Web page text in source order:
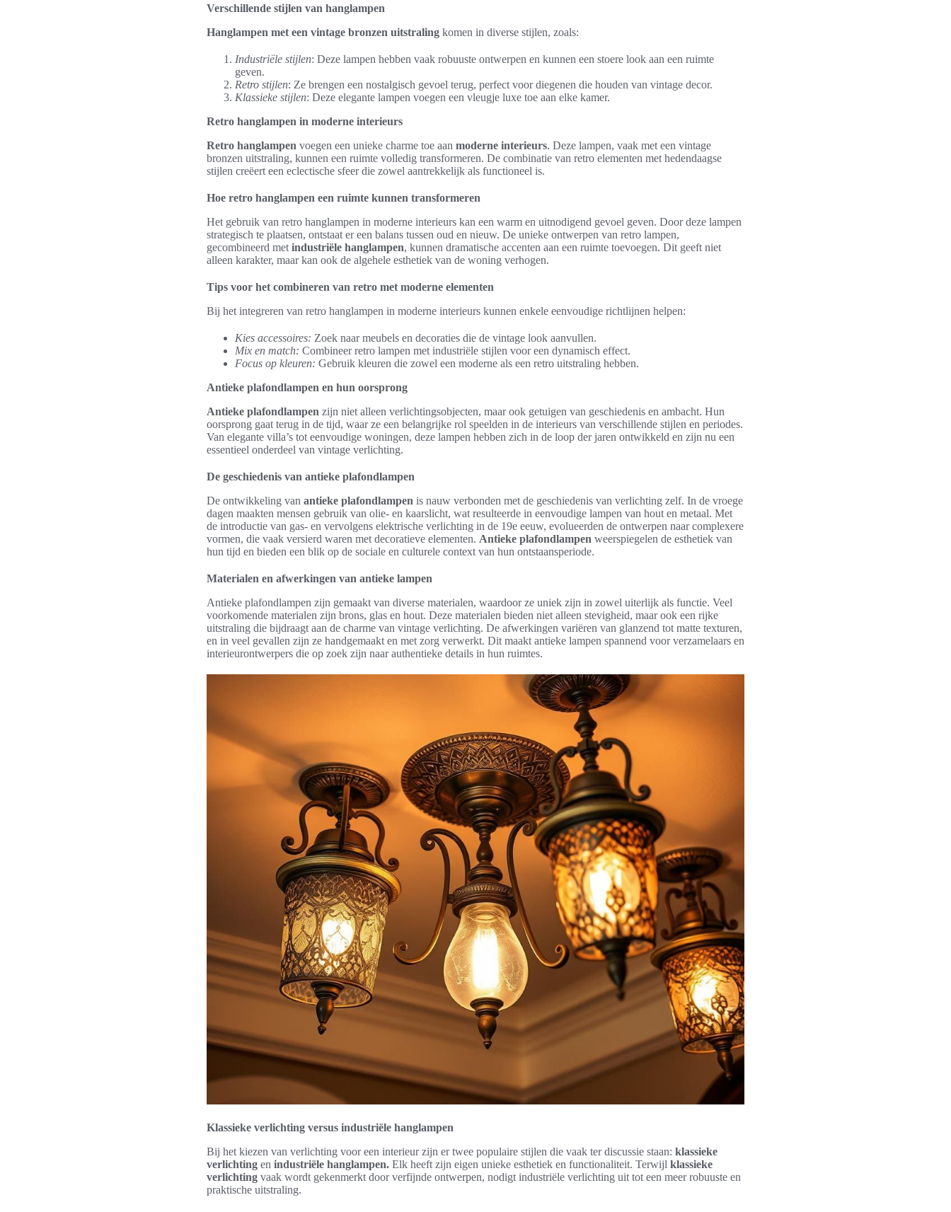
Verschillende stijlen van hanglampen
Hanglampen met een vintage bronzen uitstraling komen in diverse stijlen, zoals:
Industriële stijlen: Deze lampen hebben vaak robuuste ontwerpen en kunnen een stoere look aan een ruimte
geven.
Retro stijlen: Ze brengen een nostalgisch gevoel terug, perfect voor diegenen die houden van vintage decor.
Klassieke stijlen: Deze elegante lampen voegen een vleugje luxe toe aan elke kamer.
Retro hanglampen in moderne interieurs
Retro hanglampen voegen een unieke charme toe aan moderne interieurs. Deze lampen, vaak met een vintage
bronzen uitstraling, kunnen een ruimte volledig transformeren. De combinatie van retro elementen met hedendaagse
stijlen creëert een eclectische sfeer die zowel aantrekkelijk als functioneel is.
Hoe retro hanglampen een ruimte kunnen transformeren
Het gebruik van retro hanglampen in moderne interieurs kan een warm en uitnodigend gevoel geven. Door deze lampen
strategisch te plaatsen, ontstaat er een balans tussen oud en nieuw. De unieke ontwerpen van retro lampen,
gecombineerd met industriële hanglampen, kunnen dramatische accenten aan een ruimte toevoegen. Dit geeft niet
alleen karakter, maar kan ook de algehele esthetiek van de woning verhogen.
Tips voor het combineren van retro met moderne elementen
Bij het integreren van retro hanglampen in moderne interieurs kunnen enkele eenvoudige richtlijnen helpen:
Kies accessoires: Zoek naar meubels en decoraties die de vintage look aanvullen.
Mix en match: Combineer retro lampen met industriële stijlen voor een dynamisch effect.
Focus op kleuren: Gebruik kleuren die zowel een moderne als een retro uitstraling hebben.
Antieke plafondlampen en hun oorsprong
Antieke plafondlampen zijn niet alleen verlichtingsobjecten, maar ook getuigen van geschiedenis en ambacht. Hun
oorsprong gaat terug in de tijd, waar ze een belangrijke rol speelden in de interieurs van verschillende stijlen en periodes.
Van elegante villa’s tot eenvoudige woningen, deze lampen hebben zich in de loop der jaren ontwikkeld en zijn nu een
essentieel onderdeel van vintage verlichting.
De geschiedenis van antieke plafondlampen
De ontwikkeling van antieke plafondlampen is nauw verbonden met de geschiedenis van verlichting zelf. In de vroege
dagen maakten mensen gebruik van olie- en kaarslicht, wat resulteerde in eenvoudige lampen van hout en metaal. Met
de introductie van gas- en vervolgens elektrische verlichting in de 19e eeuw, evolueerden de ontwerpen naar complexere
vormen, die vaak versierd waren met decoratieve elementen. Antieke plafondlampen weerspiegelen de esthetiek van
hun tijd en bieden een blik op de sociale en culturele context van hun ontstaansperiode.
Materialen en afwerkingen van antieke lampen
Antieke plafondlampen zijn gemaakt van diverse materialen, waardoor ze uniek zijn in zowel uiterlijk als functie. Veel
voorkomende materialen zijn brons, glas en hout. Deze materialen bieden niet alleen stevigheid, maar ook een rijke
uitstraling die bijdraagt aan de charme van vintage verlichting. De afwerkingen variëren van glanzend tot matte texturen,
en in veel gevallen zijn ze handgemaakt en met zorg verwerkt. Dit maakt antieke lampen spannend voor verzamelaars en
interieurontwerpers die op zoek zijn naar authentieke details in hun ruimtes.
Klassieke verlichting versus industriële hanglampen
Bij het kiezen van verlichting voor een interieur zijn er twee populaire stijlen die vaak ter discussie staan: klassieke
verlichting en industriële hanglampen. Elk heeft zijn eigen unieke esthetiek en functionaliteit. Terwijl klassieke
verlichting vaak wordt gekenmerkt door verfijnde ontwerpen, nodigt industriële verlichting uit tot een meer robuuste en
praktische uitstraling.